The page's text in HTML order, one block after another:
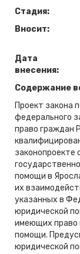
Стадия:
Вносит:
Дата
внесения:
Содержание
Проект закона
федерального
право граждан
законопроекте
помощи в
их
указанных в
юридической
имеющих право
помощи.
юридической